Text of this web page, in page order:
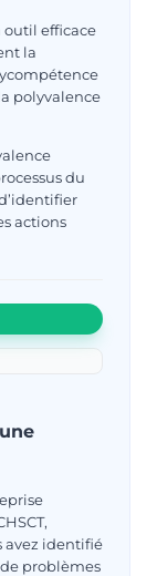
outil efficace
la
polyvalence
du
actions
avez identifié
problèmes